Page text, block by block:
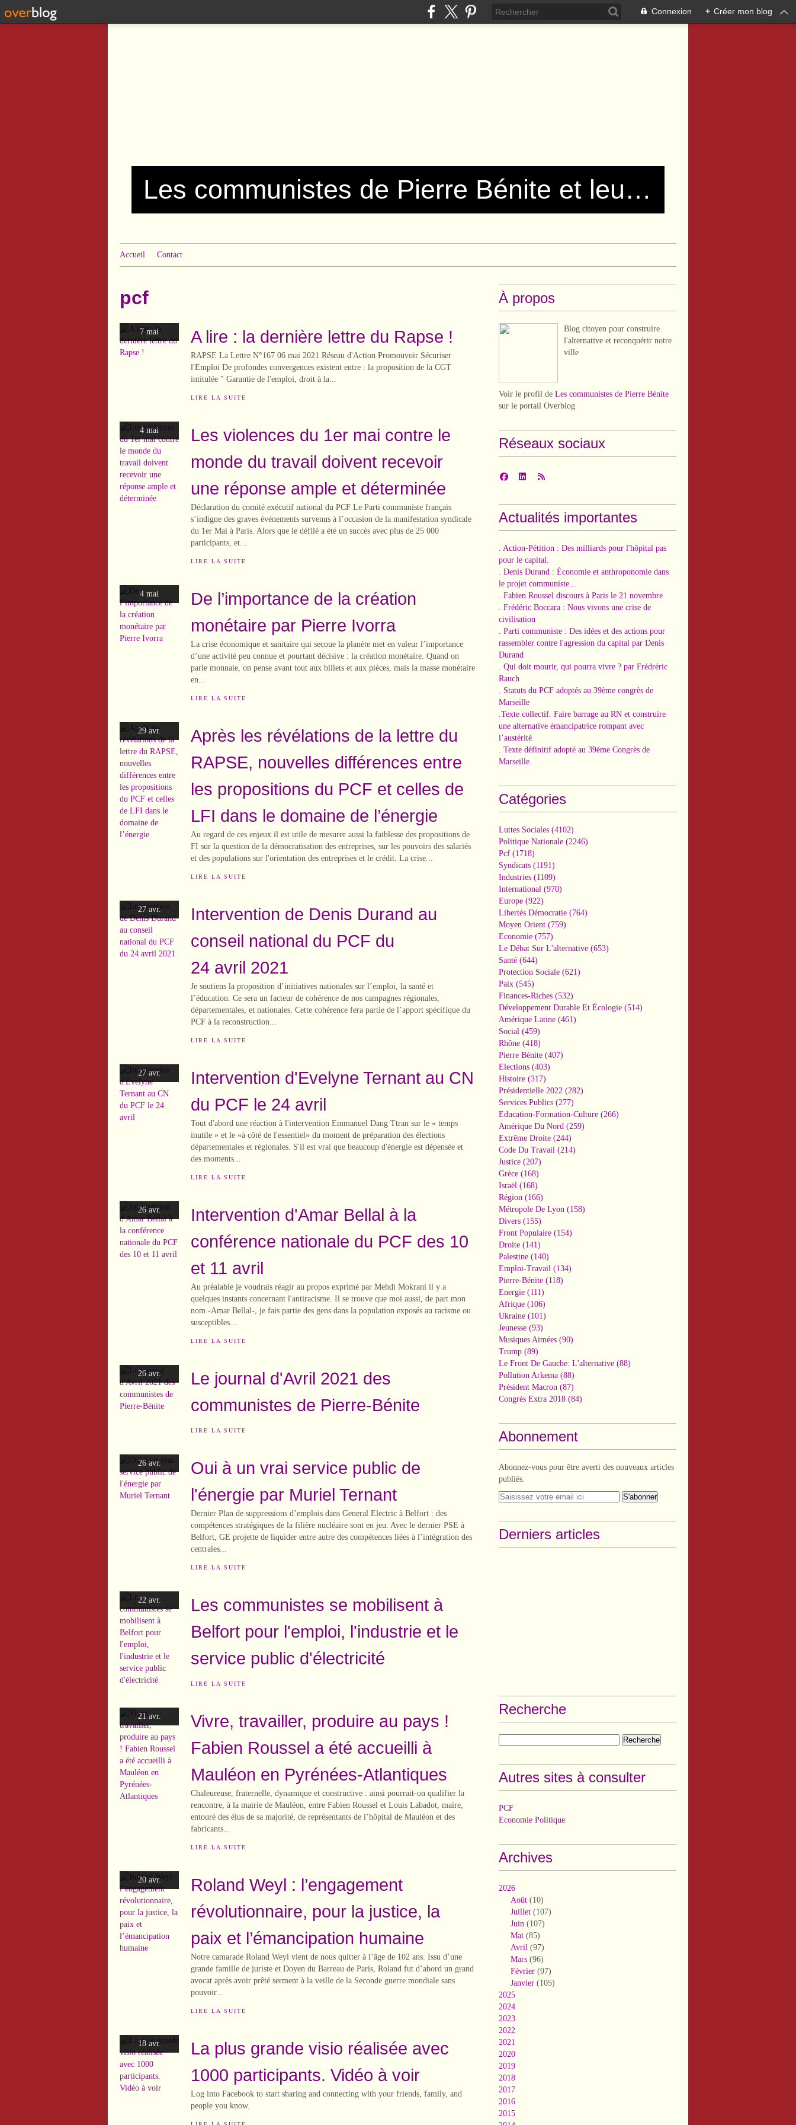
Connexion + Créer mon blog
Les communistes de Pierre Bénite et leurs amis !
Accueil Contact
pcf
7 mai A lire : la dernière lettre du Rapse !
RAPSE La Lettre N°167 06 mai 2021 Réseau d'Action Promouvoir Sécuriser
l'Emploi De profondes convergences existent entre : la proposition de la CGT
intitulée " Garantie de l'emploi, droit à la...
LIRE LA SUITE
4 mai
Les violences du 1er mai contre le
monde du travail doivent recevoir
une réponse ample et déterminée
Déclaration du comité exécutif national du PCF Le Parti communiste français
s’indigne des graves événements survenus à l’occasion de la manifestation syndicale
du 1er Mai à Paris. Alors que le défilé a été un succès avec plus de 25 000
participants, et...
LIRE LA SUITE
4 mai
De l’importance de la création
monétaire par Pierre Ivorra
La crise économique et sanitaire qui secoue la planète met en valeur l’importance
d’une activité peu connue et pourtant décisive : la création monétaire. Quand on
parle monnaie, on pense avant tout aux billets et aux pièces, mais la masse monétaire
en...
LIRE LA SUITE
29 avr.
Après les révélations de la lettre du
RAPSE, nouvelles différences entre
les propositions du PCF et celles de
LFI dans le domaine de l’énergie
Au regard de ces enjeux il est utile de mesurer aussi la faiblesse des propositions de
FI sur la question de la démocratisation des entreprises, sur les pouvoirs des salariés
et des populations sur l'orientation des entreprises et le crédit. La crise...
LIRE LA SUITE
27 avr.
Intervention de Denis Durand au
conseil national du PCF du
24 avril 2021
Je soutiens la proposition d’initiatives nationales sur l’emploi, la santé et
l’éducation. Ce sera un facteur de cohérence de nos campagnes régionales,
départementales, et nationales. Cette cohérence fera partie de l’apport spécifique du
PCF à la reconstruction...
LIRE LA SUITE
27 avr.
Intervention d'Evelyne Ternant au CN
du PCF le 24 avril
Tout d'abord une réaction à l'intervention Emmanuel Dang Ttran sur le « temps
inutile » et le «à côté de l'essentiel» du moment de préparation des élections
départementales et régionales. S'il est vrai que beaucoup d'énergie est dépensée et
des moments...
LIRE LA SUITE
26 avr.
Intervention d'Amar Bellal à la
conférence nationale du PCF des 10
et 11 avril
Au préalable je voudrais réagir au propos exprimé par Mehdi Mokrani il y a
quelques instants concernant l'antiracisme. Il se trouve que moi aussi, de part mon
nom -Amar Bellal-, je fais partie des gens dans la population exposés au racisme ou
susceptibles...
LIRE LA SUITE
26 avr.
Le journal d'Avril 2021 des
communistes de Pierre-Bénite
LIRE LA SUITE
26 avr.
Oui à un vrai service public de
l'énergie par Muriel Ternant
Dernier Plan de suppressions d’emplois dans General Electric à Belfort : des
compétences stratégiques de la filière nucléaire sont en jeu. Avec le dernier PSE à
Belfort, GE projette de liquider entre autre des compétences liées à l’intégration des
centrales...
LIRE LA SUITE
22 avr.
Les communistes se mobilisent à
Belfort pour l'emploi, l'industrie et le
service public d'électricité
LIRE LA SUITE
21 avr.
Vivre, travailler, produire au pays !
Fabien Roussel a été accueilli à
Mauléon en Pyrénées-Atlantiques
Chaleureuse, fraternelle, dynamique et constructive : ainsi pourrait-on qualifier la
rencontre, à la mairie de Mauléon, entre Fabien Roussel et Louis Labadot, maire,
entouré des élus de sa majorité, de représentants de l’hôpital de Mauléon et des
fabricants...
LIRE LA SUITE
20 avr.
Roland Weyl : l’engagement
révolutionnaire, pour la justice, la
paix et l’émancipation humaine
Notre camarade Roland Weyl vient de nous quitter à l’âge de 102 ans. Issu d’une
grande famille de juriste et Doyen du Barreau de Paris, Roland fut d’abord un grand
avocat après avoir prêté serment à la veille de la Seconde guerre mondiale sans
pouvoir...
LIRE LA SUITE
18 avr.
La plus grande visio réalisée avec
1000 participants. Vidéo à voir
Log into Facebook to start sharing and connecting with your friends, family, and
people you know.
À propos
Blog citoyen pour construire
l'alternative et reconquérir notre
ville
Voir le profil de Les communistes de Pierre Bénite
sur le portail Overblog
Réseaux sociaux
Actualités importantes
. Action-Pétition : Des milliards pour l'hôpital pas
pour le capital.
. Denis Durand : Économie et anthroponomie dans
le projet communiste...
. Fabien Roussel discours à Paris le 21 novembre
. Frédéric Boccara : Nous vivons une crise de
civilisation
. Parti communiste : Des idées et des actions pour
rassembler contre l'agression du capital par Denis
Durand
. Qui doit mourir, qui pourra vivre ? par Frédréric
Rauch
. Statuts du PCF adoptés au 39ème congrès de
Marseille
.Texte collectif. Faire barrage au RN et construire
une alternative émancipatrice rompant avec
l’austérité
. Texte définitif adopté au 39éme Congrès de
Marseille.
Catégories
Luttes Sociales (4102)
Politique Nationale (2246)
Pcf (1718)
Syndicats (1191)
Industries (1109)
International (970)
Europe (922)
Libertés Démocratie (764)
Moyen Orient (759)
Economie (757)
Le Débat Sur L'alternative (653)
Santé (644)
Protection Sociale (621)
Paix (545)
Finances-Riches (532)
Développement Durable Et Écologie (514)
Amérique Latine (461)
Social (459)
Rhône (418)
Pierre Bénite (407)
Elections (403)
Histoire (317)
Présidentielle 2022 (282)
Services Publics (277)
Education-Formation-Culture (266)
Amérique Du Nord (259)
Extrême Droite (244)
Code Du Travail (214)
Justice (207)
Grèce (168)
Israël (168)
Région (166)
Métropole De Lyon (158)
Divers (155)
Front Populaire (154)
Droite (141)
Palestine (140)
Emploi-Travail (134)
Pierre-Bénite (118)
Energie (111)
Afrique (106)
Ukraine (101)
Jeunesse (93)
Musiques Aimées (90)
Trump (89)
Le Front De Gauche: L'alternative (88)
Pollution Arkema (88)
Président Macron (87)
Congrès Extra 2018 (84)
Abonnement
Abonnez-vous pour être averti des nouveaux articles
publiés.
Derniers articles
Recherche
Autres sites à consulter
PCF
Economie Politique
Archives
2026
Août (10)
Juillet (107)
Juin (107)
Mai (85)
Avril (97)
Mars (96)
Février (97)
Janvier (105)
2025
2024
2023
2022
2021
2020
2019
2018
2017
2016
2015